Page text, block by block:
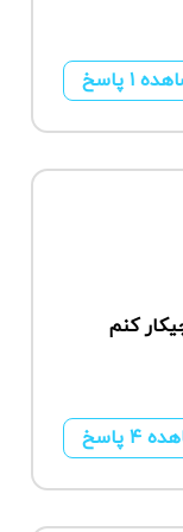
۱ پاسخ
کنم
۴ پاسخ